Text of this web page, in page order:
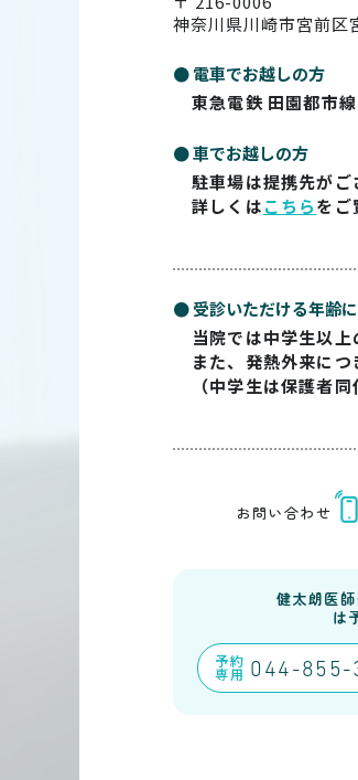
神奈川県川崎市宮前区
● 電車でお越しの方
東急電鉄 田園都市
● 車でお越しの方
駐車場は提携先がご
詳しくはこちらをご
● 受診いただける年齢
当院では中学生以上
また、発熱外来につ
（中学生は保護者
お問い合わせ
健太朗医
は
予約
専用 044-855-